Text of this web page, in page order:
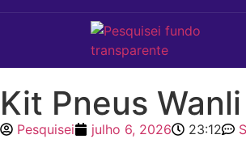
Kit Pneus
Pesquisei julho 6, 2026 23:12